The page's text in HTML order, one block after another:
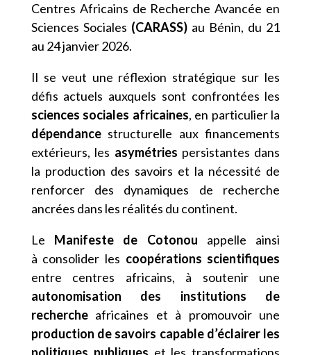
Centres Africains de Recherche Avancée en
Sciences Sociales (CARASS)au Bénin, du 21
au 24 janvier 2026.
Il se veut une réflexion stratégique sur les
défis actuels auxquels sont confrontées les
sciences sociales africaines, en particulier la
dépendancestructurelle aux financements
extérieurs, les asymétries persistantes dans
la production des savoirs et la nécessité de
renforcer des dynamiques de recherche
ancrées dans les réalités du continent.
Le Manifeste de Cotonou appelle ainsi
à consolider les coopérations scientifiques
entre centres africains, à soutenir une
autonomisation des institutions de
rechercheafricaines et à promouvoir une
production de savoirs capable d’éclairer les